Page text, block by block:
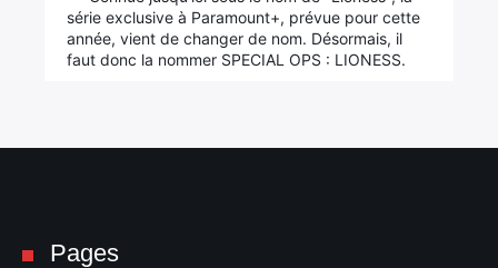
série exclusive à Paramount+, prévue pour cette
année, vient de changer de nom. Désormais, il
faut donc la nommer SPECIAL OPS : LIONESS.
Pages